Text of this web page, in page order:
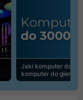
Jaki komputer do
komputer do gier |